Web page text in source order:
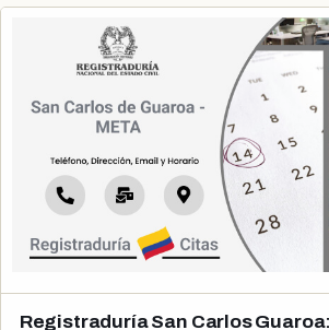
Registraduría San Carlos